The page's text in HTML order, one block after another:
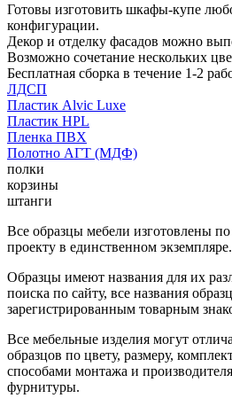
Готовы изготовить шкафы-купе
конфигурации.
Декор и отделку фасадов можно
Возможно сочетание нескольких
Бесплатная сборка в течение 1-2
ЛДСП
Пластик Alvic Luxe
Пластик HPL
Пленка ПВХ
Полотно АГТ (МДФ)
полки
корзины
штанги
Все образцы мебели изготовлены
проекту в единственном экземпляре.
Образцы имеют названия для их
поиска по сайту, все названия
зарегистрированным товарным
Все мебельные изделия могут
образцов по цвету, размеру,
способами монтажа и
фурнитуры.